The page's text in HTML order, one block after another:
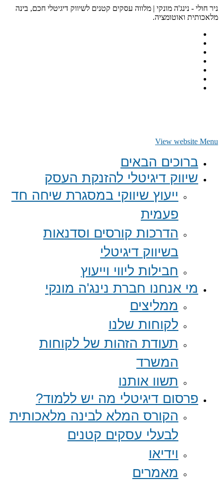
ניר חולי - נינג'ה מונקי | מלווה עסקים קטנים לשיווק דיגיטלי חכם, בינה
מלאכותית ואוטומציה.
View website Menu
ברוכים הבאים
שיווק דיגיטלי להזנקת העסק
ייעוץ שיווקי במסגרת שיחה חד
פעמית​
הדרכות קורסים וסדנאות
בשיווק דיגיטלי
חבילות ליווי וייעוץ
מי אנחנו חברת נינג'ה מונקי
ממליצים
לקוחות שלנו
תעודת הזהות של לקוחות
המשרד
תשוו אותנו
פרסום דיגיטלי מה יש ללמוד?
הקורס המלא לבינה מלאכותית
לבעלי עסקים קטנים
וידיאו
מאמרים